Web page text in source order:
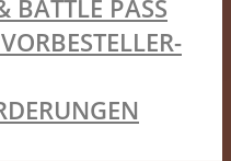
BATTLE PASS